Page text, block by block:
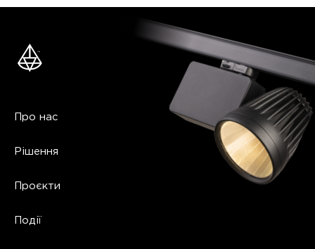
Про нас
Рішення
Проєкти
Події